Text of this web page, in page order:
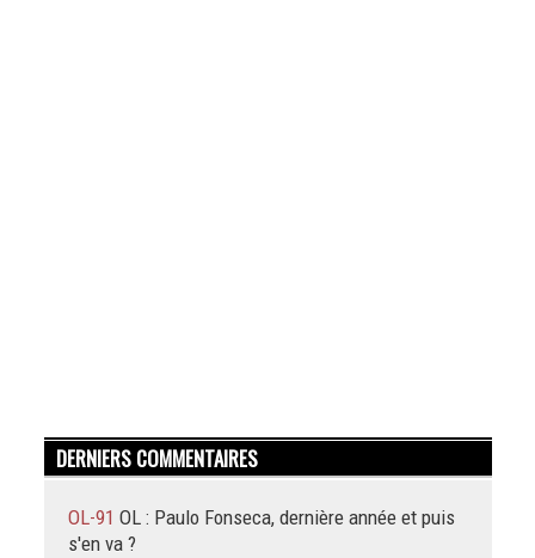
DERNIERS COMMENTAIRES
OL-91 OL : Paulo Fonseca, dernière année et puis
s'en va ?